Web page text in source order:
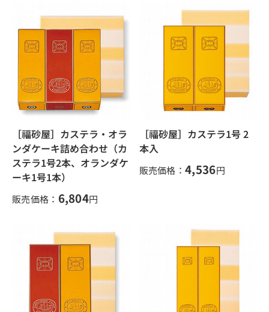
［福砂屋］カステラ・オラ
ンダケーキ詰め合わせ（カ
ステラ1号2本、オランダケ
ーキ1号1本）
販売価格： 6,804円
［福砂屋］カステラ1号 2
本入
販売価格： 4,536円